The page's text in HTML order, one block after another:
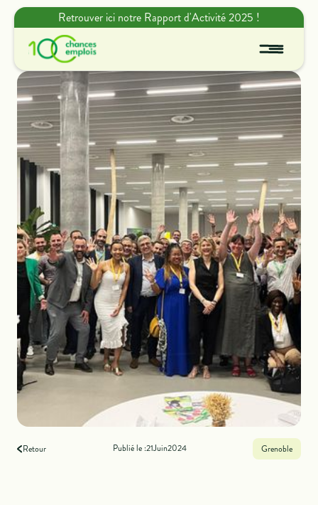
Retrouver ici notre Rapport d'Activité 2025 !
Retour Publié le :21Juin2024 Grenoble